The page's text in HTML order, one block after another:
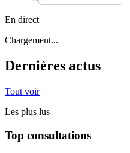
En direct
Chargement...
Dernières actus
Tout voir
Les plus lus
Top consultations